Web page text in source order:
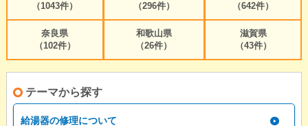
（1043件）
（296件）
（642件）
奈良県
（102件）
和歌山県
（26件）
滋賀県
（43件）
テーマから探す
給湯器の修理について